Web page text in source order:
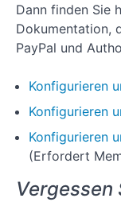
Lektion
10: Einrichten
von
MemberPress-
11: Wie man
Gutschein in
MemberPress
Lektion 12:
Dann finden Sie
Dokumentation,
PayPal und
Konfigurieren
Konfigurieren
Konfigurieren
(Erfordert
Vergessen